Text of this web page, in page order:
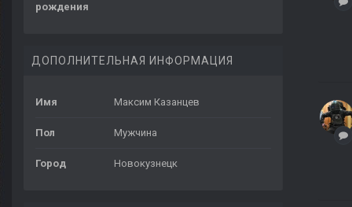
рождения
ДОПОЛНИТЕЛЬНАЯ ИНФОРМАЦИЯ
Имя Максим Казанцев
Пол Мужчина
Город Новокузнецк